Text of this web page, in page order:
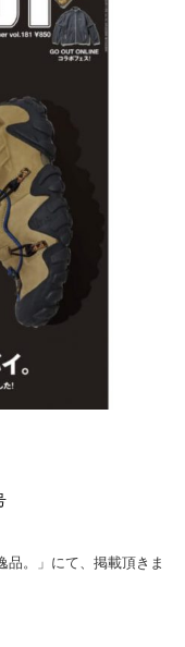
品。」にて、掲載頂きま